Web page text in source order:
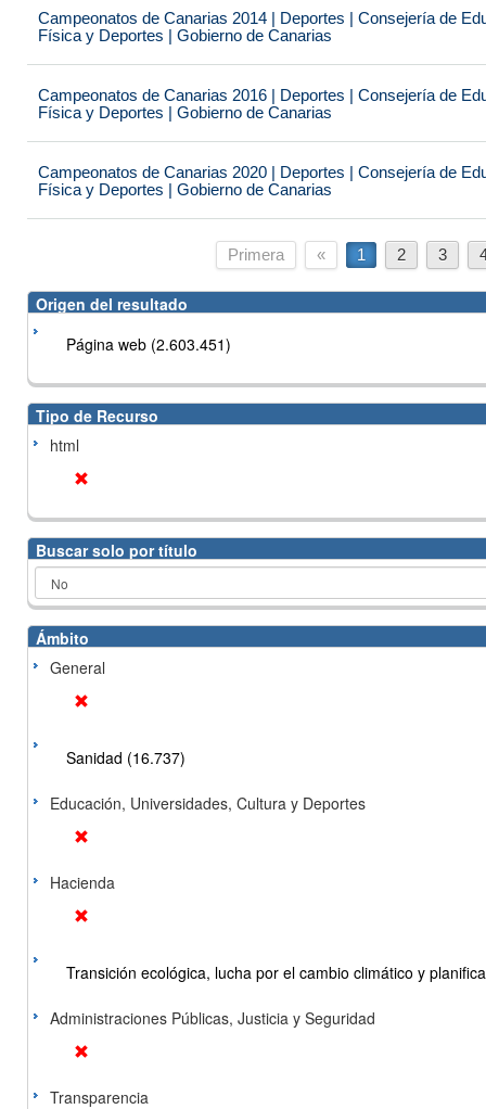
Campeonatos de Canarias 2014 | Deportes | Consejería de
Física y Deportes | Gobierno de Canarias
Campeonatos de Canarias 2016 | Deportes | Consejería de
Física y Deportes | Gobierno de Canarias
Campeonatos de Canarias 2020 | Deportes | Consejería de
Física y Deportes | Gobierno de Canarias
Primera « 1 2 3
Origen del resultado
Página web (2.603.451)
Tipo de Recurso
html
Buscar solo por título
Ámbito
General
Sanidad (16.737)
Educación, Universidades, Cultura y Deportes
Hacienda
Transición ecológica, lucha por el cambio climático y
Administraciones Públicas, Justicia y Seguridad
Transparencia